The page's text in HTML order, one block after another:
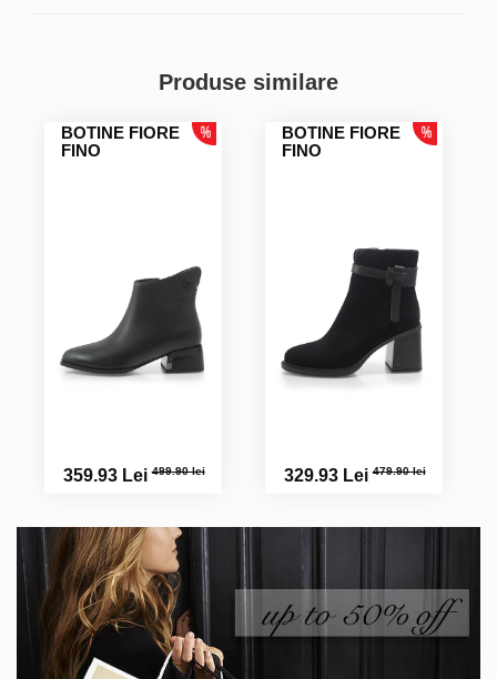
Produse similare
BOTINE FIORE
FINO
359.93 Lei499.90 lei
BOTINE FIORE
FINO
329.93 Lei479.90 lei